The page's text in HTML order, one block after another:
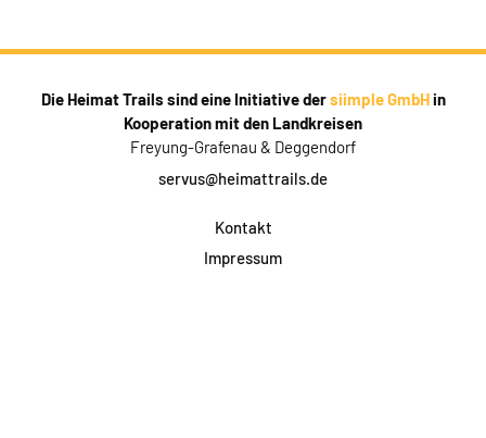
Die Heimat Trails sind eine Initiative dersiimple GmbHin
Kooperation mit den Landkreisen
Freyung-Grafenau & Deggendorf
servus@heimattrails.de
Kontakt
Impressum